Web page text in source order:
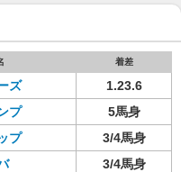
着差
ズ
1.23.6
プ
5馬身
プ
3/4馬身
3/4馬身